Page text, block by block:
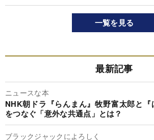
一覧を見る
最新記事
ニュースな本
NHK朝ドラ『らんまん』牧野富太郎と
をつなぐ「意外な共通点」とは？
ブラックジャックによろしく